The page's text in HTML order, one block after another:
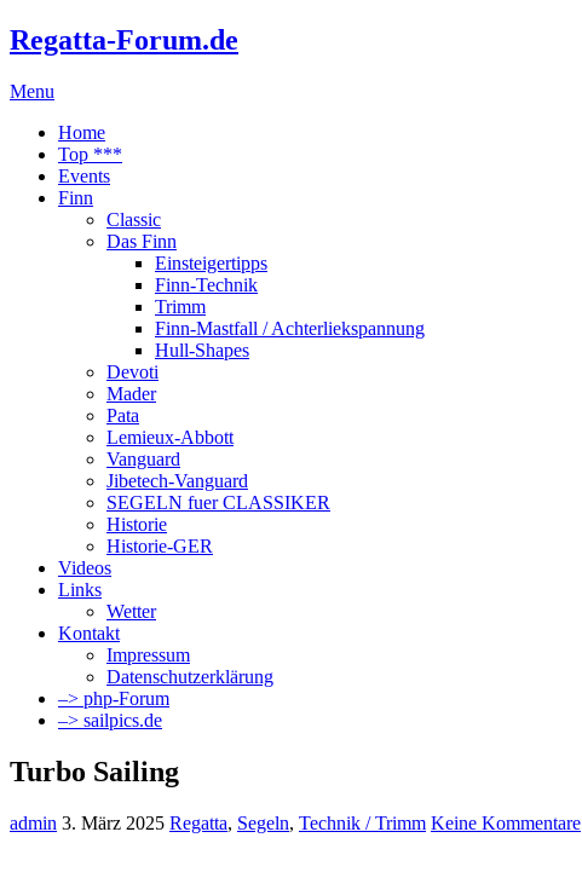
Regatta-Forum.de
Menu
Home
Top ***
Events
Finn
Classic
Das Finn
Einsteigertipps
Finn-Technik
Trimm
Finn-Mastfall / Achterliekspannung
Hull-Shapes
Devoti
Mader
Pata
Lemieux-Abbott
Vanguard
Jibetech-Vanguard
SEGELN fuer CLASSIKER
Historie
Historie-GER
Videos
Links
Wetter
Kontakt
Impressum
Datenschutzerklärung
–> php-Forum
–> sailpics.de
Turbo Sailing
admin 3. März 2025 Regatta, Segeln, Technik / Trimm Keine Kommentare